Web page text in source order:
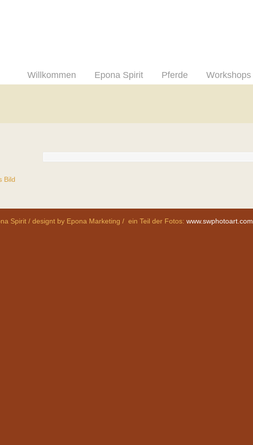
Willkommen Epona Spirit Pferde Workshops
Bild
Spirit / designt by Epona Marketing / ein Teil der Fotos: www.swphotoart.com